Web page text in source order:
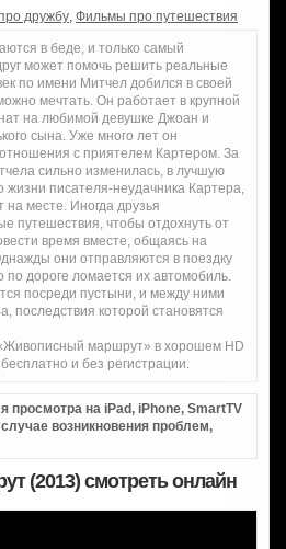
дружбу, Фильмы про путешествия
в беде, и только самый
может помочь решить реальные
по имени Митчел добился в своей
мечтать. Он работает в крупной
на любимой девушке Джоан и
сына. Уже много лет он
с приятелем Картером. За
сильно изменилась, в лучшую
жизни писателя-неудачника Картера,
на месте. Иногда друзья
путешествия, чтобы отдохнуть от
время вместе, общаясь на
они отправляются в поездку
дороге ломается их автомобиль.
посреди пустыни, и между ними
последствия которой становятся
маршрут» в хорошем HD
и без регистрации.
просмотра на iPad, iPhone, SmartTV
возникновения проблем,
(2013) смотреть онлайн